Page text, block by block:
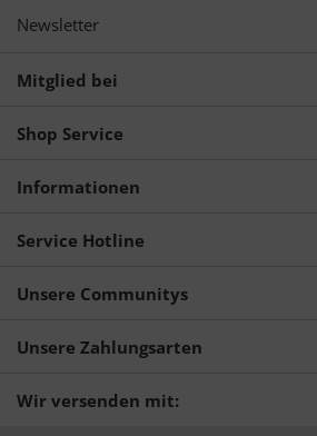
Newsletter
Mitglied bei
Shop Service
Informationen
Service Hotline
Unsere Communitys
Unsere Zahlungsarten
Wir versenden mit: